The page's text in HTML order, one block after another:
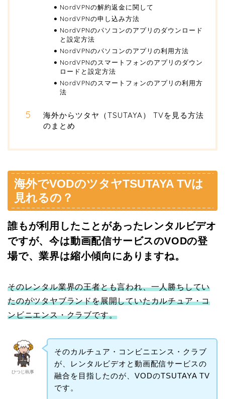
NordVPNの解約返金に関して
NordVPNの申し込み方法
NordVPNのパソコンのアプリのダウンロード
と設定方法
NordVPNのパソコンのアプリの利用方法
NordVPNのスマートフォンのアプリのダウン
ロードと設定方法
NordVPNのスマートフォンのアプリの利用方
法
海外からツタヤ（TSUTAYA） TVを見る方法
のまとめ
海外でVODのツタヤTSUTAYA TVは
見れるの？
誰もが利用したことがあったレンタルビデオ
ですが、今は動画配信サービスのVODの登
場で、業界は縮小傾向にありますね。
そのレンタル業界の王者とも言われ、一人勝ちしてい
たのがツタヤブランドを展開していたカルチュア・コ
ンビニエンス・クラブです。
ひつじ執事
そのカルチュア・コンビニエンス・クラブ
が、レンタルビデオと動画配信サービスの
融合を目指したのが、VODのTSUTAYA TV
です。